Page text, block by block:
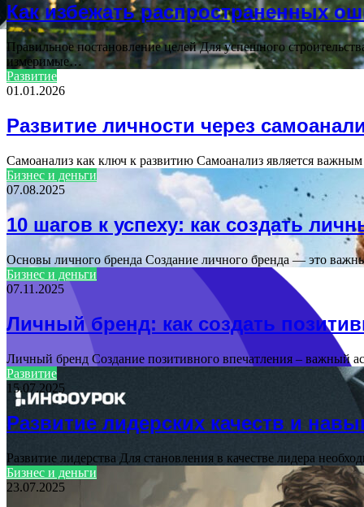
Как избежать распространенных
Правильное постановление целей Для успешного
измеримые…
Развитие
01.01.2026
Развитие личности через
Самоанализ как ключ к развитию Самоанализ является
Бизнес и деньги
07.08.2025
10 шагов к успеху: как создать
Основы личного бренда Создание личного бренда — это
Бизнес и деньги
07.11.2025
Личный бренд: как создать
Личный бренд Создание позитивного впечатления – важный
Развитие
15.07.2025
Развитие лидерских качеств и
Развитие лидерства Для становления в качестве лидера
Бизнес и деньги
23.07.2025